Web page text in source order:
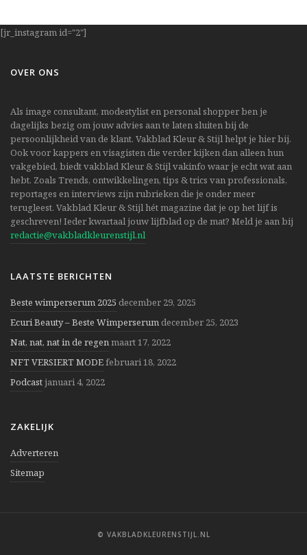
[jr_instagram id="2"]
OVER ONS
Als image consultant, modestylist en personal shopper ben je
dagelijks bezig om jouw advies aan te laten sluiten bij de
persoonlijkheid van de klant. Vakblad Kleur & Stijl helpt je hier bij.
Ook voor kappers en visagisten die verder kijken dan alleen hun
vakgebied, biedt vakblad Kleur & Stijl vakinfo waar je echt wat aan
hebt. Zoals Trends, ontwikkelingen, tips & trics van professionals,
reportages en interviews zijn rubrieken die je onder meer
terugleest. Vakblad Kleur & Stijl hét magazine dat je op het lijf is
geschreven! Ieder kwartaal jouw lijfblad op de mat? Meld je aan bij
redactie@vakbladkleurenstijl.nl
LAATSTE BERICHTEN
Beste wimperserum 2025 december 29, 2025
Ecuri Beauty – Beste Wimperserum december 25, 2023
Nat, nat, nat in de regenmaart 17, 2022
NFT VERSIERT MODEfebruari 18, 2022
Podcastjanuari 4, 2022
ZAKELIJK
Adverteren
Sitemap
© VAKBLADKLEURENSTIJL.NL